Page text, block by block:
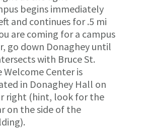
begins immediately
and continues for .5 mi
are coming for a campus
go down Donaghey until
with Bruce St.
Welcome Center is
in Donaghey Hall on
right (hint, look for the
on the side of the